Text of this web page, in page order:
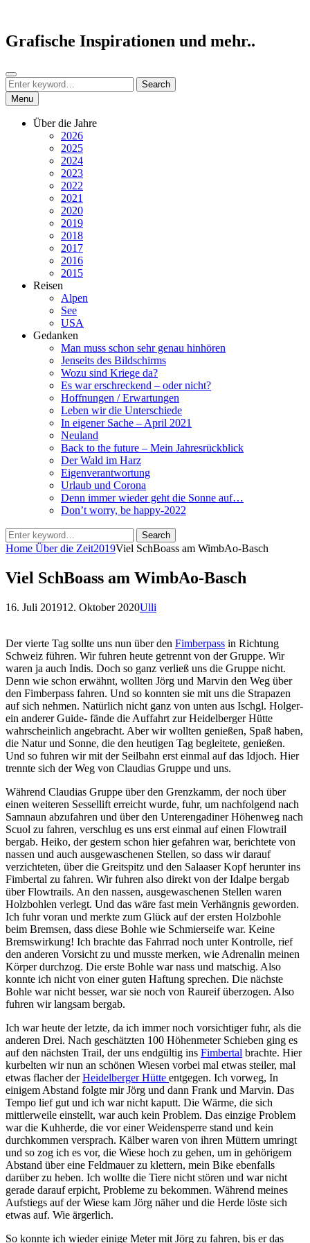
content
Grafische Inspirationen und mehr..
Search
Search
for:
Search
Menu
Über die Jahre
2026
2025
2024
2023
2022
2021
2020
2019
2018
2017
2016
2015
Reisen
Alpen
See
USA
Gedanken
Man muss schon sehr genau hinhören
Jenseits des Bildschirms
Wozu sind Kriege da?
Es war erschreckend – oder nicht?
Hoffnungen / Erwartungen
Leben wir die Unterschiede
In eigener Sache – April 2021
Neuland
Back to the future – Mein Jahresrückblick
Der Wald im Harz
Eigenverantwortung
Urlaub und Corona
Denn immer wieder geht die Sonne auf…
Don’t worry, be happy-2022
Search
for:
Search
Home Über die Zeit2019Viel SchBoass am WimbAo-Basch
Viel SchBoass am WimbAo-Basch
Posted
16. Juli 201912. Oktober 2020by
Ulli
Der vierte Tag sollte uns nun über den Fimberpass in Richtung
Schweiz führen. Wir fuhren heute getrennt von der Gruppe. Wir
waren ja auch Indis. Doch so ganz verließ uns die Gruppe nicht.
Denn wie schon erwähnt, wollten Jörg und Marvin den Weg über
den Fimberpass fahren. Und so konnten sie mit uns die Strapazen
auf sich nehmen. Natürlich nicht ganz von unten aus Ischgl. Holger-
ein anderer Guide- fände die Auffahrt zur Heidelberger Hütte
wahrscheinlich angebracht. Aber wir wollten genießen, Spaß haben,
die Natur und Sonne, die den heutigen Tag begleitete, genießen.
Und so fuhren wir mit der Seilbahn erst einmal auf das Idjoch. Hier
trennte sich der Weg von Claudias Gruppe und uns.
Während Claudias Gruppe über den Grenzkamm, der noch über
einen weiteren Sessellift erreicht wurde, fuhr, um nachfolgend nach
Samnaun abzufahren und über den Unterengadiner Höhenweg nach
Scuol zu fahren, verschlug es uns erst einmal auf einen Flowtrail
bergab. Heiko, der gestern schon hier gefahren war, berichtete von
nassen und auch ausgewaschenen Stellen, so dass wir darauf
verzichteten, über die Greitspitz und den Salaaser Kopf herunter ins
Fimbertal zu fahren. Wir fuhren also direkt von der Idalpe bergab
über Flowtrails. An den nassen, ausgewaschenen Stellen waren
Holzbohlen verlegt. Und das wäre fast mein Verhängnis geworden.
Ich fuhr voran und merkte zum Glück auf der ersten Holzbohle
beim Bremsen, dass diese Bohle wie Schmierseife war. Keine
Bremswirkung! Ich brachte das Fahrrad noch unter Kontrolle, rief
den anderen Vorsicht zu und musste merken, wie Adrenalin meinen
Körper durchzog. Die erste Bohle war nass und matschig. Also
konnte ich nicht von einer guten Haftung sprechen. Die nächste
Bohle war nicht besser, war sie noch von Raureif überzogen. Also
fuhren wir langsam bergab.
Ich war heute der letzte, da ich immer noch vorsichtiger fuhr, als die
anderen Drei. Nach geschätzten 100 Höhenmeter Schieben ging es
auf den nächsten Trail, der uns endgültig ins Fimbertal brachte. Hier
kurbelten wir nun an schönen Wiesen vorbei mal etwas steiler, mal
etwas flacher derHeidelberger Hütte entgegen. Ich vorweg, In
einigem Abstand folgte mir Jörg und dann Frank und Marvin. Das
Tempo lief gut und ich war nicht kaputt. Die Wärme, die sich
mittlerweile einstellt, war auch kein Problem. Das einzige Problem
war die Kuhherde, die vor einer Weidensperre stand und kein
durchkommen versprach. Kälber waren von ihren Müttern umringt
und so zog ich es vor, die Wiese hoch zu gehen, um in gehörigem
Abstand über eine Feldmauer zu klettern, mein Bike ebenfalls
darüber zu heben. Ich wollte die Tiere nicht stören und war nicht
gerade darauf erpicht, Probleme zu bekommen. Während meines
Aufstiegs auf der Wiese kam Jörg näher und die Herde löste sich
etwas auf. Wie ärgerlich.
So konnte ich wieder einige Meter mit Jörg zu fahren, bis er das